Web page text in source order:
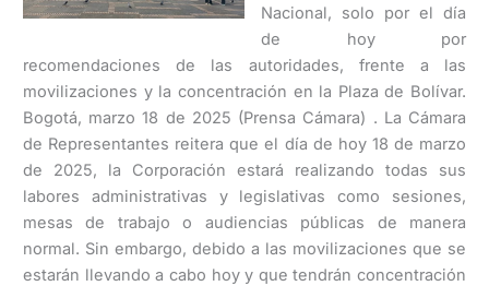
Nacional, solo por el día
de hoy por
recomendaciones de las autoridades, frente a las
movilizaciones y la concentración en la Plaza de Bolívar.
Bogotá, marzo 18 de 2025 (Prensa Cámara) . La Cámara
de Representantes reitera que el día de hoy 18 de marzo
de 2025, la Corporación estará realizando todas sus
labores administrativas y legislativas como sesiones,
mesas de trabajo o audiencias públicas de manera
normal. Sin embargo, debido a las movilizaciones que se
estarán llevando a cabo hoy y que tendrán concentración